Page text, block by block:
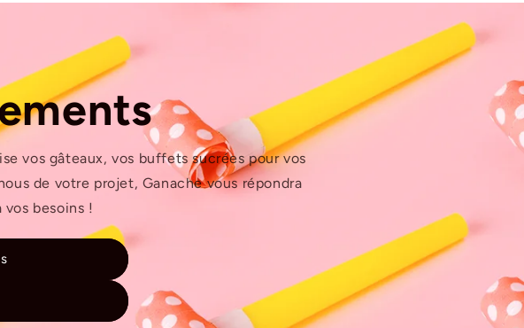
vos gâteaux, vos buffets sucrées pour vos
de votre projet, Ganache vous répondra
besoins !